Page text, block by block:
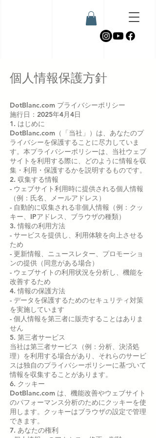
個人情報保護方針
DotBlanc.com プライバシーポリシー
施行日：2025年4月4日
1. はじめに
DotBlanc.com（「当社」）は、あなたのプ
ライバシーを保護することに尽力していま
す。本プライバシーポリシーは、当社ウェブ
サイトを利用する際に、どのように情報を収
集・利用・保護するかを説明するものです。
2. 収集する情報
- ウェブサイト利用時に提供される個人情報
（例：氏名、メールアドレス）
- 自動的に収集される非個人情報（例：クッ
キー、IPアドレス、ブラウザの種類）
3. 情報の利用方法
- サービスを提供し、利用体験を向上させる
ため
- 更新情報、ニュースレター、プロモーショ
ンの提供（同意がある場合）
- ウェブサイトの利用状況を分析し、機能を
改善するため
4. 情報の保護方法
- データを保護するためのセキュリティ対策
を実施しています
- 個人情報を第三者に販売することはありま
せん
5. 第三者サービス
当社は第三者サービス（例：分析、決済処
理）を利用する場合があり、それらのサービ
スは独自のプライバシーポリシーに基づいて
情報を収集することがあります。
6. クッキー
DotBlanc.com は、機能改善やウェブサイト
のパフォーマンス分析のためにクッキーを使
用します。クッキーはブラウザの設定で管理
できます。
7. あなたの権利